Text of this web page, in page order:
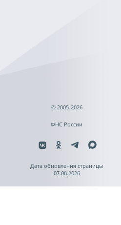
© 2005-2026
ФНС России
Дата обновления страницы
07.08.2026